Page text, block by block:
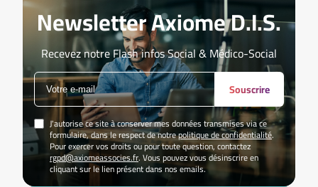
Newsletter Axiome D.I.S.
Recevez notre Flash infos Social & Médico-Social
Souscrire
J'autorise ce site à conserver mes données transmises via ce
formulaire, dans le respect de notrepolitique de confidentialité.
Pour exercer vos droits ou pour toute question, contactez
rgpd@axiomeassocies.fr. Vous pouvez vous désinscrire en
cliquant sur le lien présent dans nos emails.